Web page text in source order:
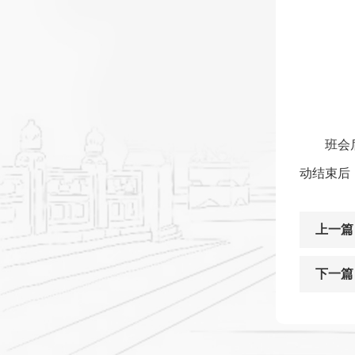
班会
动结束后
上一
下一